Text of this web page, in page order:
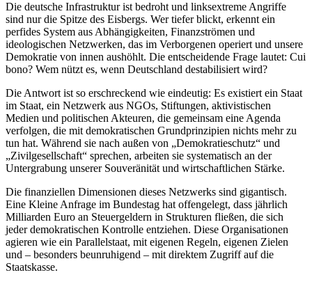
Die deutsche Infrastruktur ist bedroht und linksextreme Angriffe
sind nur die Spitze des Eisbergs. Wer tiefer blickt, erkennt ein
perfides System aus Abhängigkeiten, Finanzströmen und
ideologischen Netzwerken, das im Verborgenen operiert und unsere
Demokratie von innen aushöhlt. Die entscheidende Frage lautet: Cui
bono? Wem nützt es, wenn Deutschland destabilisiert wird?
Die Antwort ist so erschreckend wie eindeutig: Es existiert ein Staat
im Staat, ein Netzwerk aus NGOs, Stiftungen, aktivistischen
Medien und politischen Akteuren, die gemeinsam eine Agenda
verfolgen, die mit demokratischen Grundprinzipien nichts mehr zu
tun hat. Während sie nach außen von „Demokratieschutz“ und
„Zivilgesellschaft“ sprechen, arbeiten sie systematisch an der
Untergrabung unserer Souveränität und wirtschaftlichen Stärke.
Die finanziellen Dimensionen dieses Netzwerks sind gigantisch.
Eine Kleine Anfrage im Bundestag hat offengelegt, dass jährlich
Milliarden Euro an Steuergeldern in Strukturen fließen, die sich
jeder demokratischen Kontrolle entziehen. Diese Organisationen
agieren wie ein Parallelstaat, mit eigenen Regeln, eigenen Zielen
und – besonders beunruhigend – mit direktem Zugriff auf die
Staatskasse.